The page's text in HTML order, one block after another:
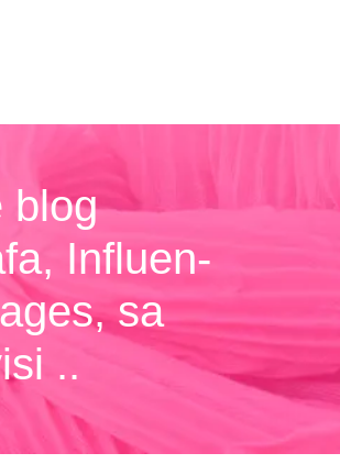
blog
Influen­
sa
..